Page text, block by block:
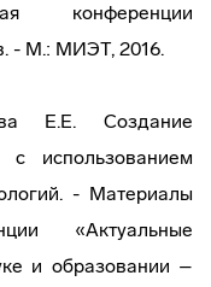
конференции
- М.: МИЭТ, 2016.
Е.Е. Создание
с использованием
- Материалы
«Актуальные
и образовании –